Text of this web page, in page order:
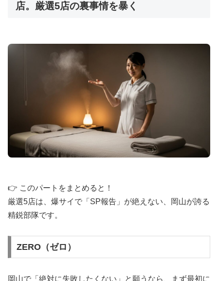
店。厳選5店の裏事情を暴く
👉 このパートをまとめると！
厳選5店は、爆サイで「SP報告」が絶えない、岡山が誇る
精鋭部隊です。
ZERO（ゼロ）
岡山で「絶対に失敗したくない」と願うなら、まず最初に